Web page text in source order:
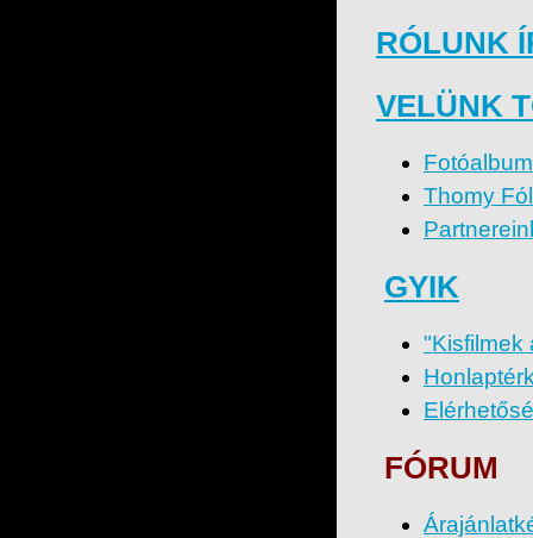
RÓLUNK
VELÜNK
Fotóalbum
Thomy
GYIK
"Kisfilmek
FÓRUM